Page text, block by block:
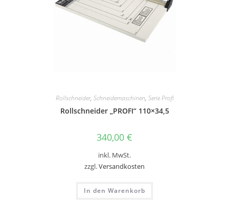
Rollschneider, Schneidemaschinen, Serie Profi
Rollschneider „PROFI“ 110×34,5
340,00 €
inkl. MwSt.
zzgl.Versandkosten
In den Warenkorb